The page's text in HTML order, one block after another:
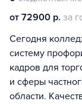
от 72900 р. за
Сегодня
систему
кадров для
и сферы
области.